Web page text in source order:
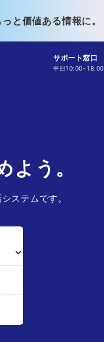
と価値ある情報に。
サポート窓口
平日10:00~18:00
よう。
ステムです。